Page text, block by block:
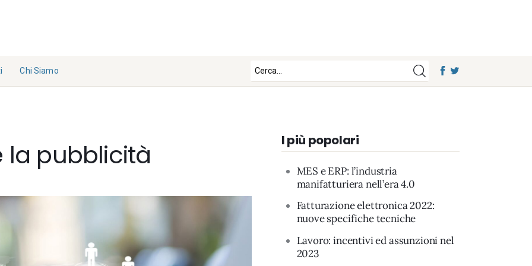
Chi Siamo
Collabo
ra con
Contat
la pubblicità I più popolari
MES e ERP: l’industria
manifatturiera nell’era 4.0
Fatturazione elettronica 2022:
nuove specifiche tecniche
Lavoro: incentivi ed assunzioni nel
2023